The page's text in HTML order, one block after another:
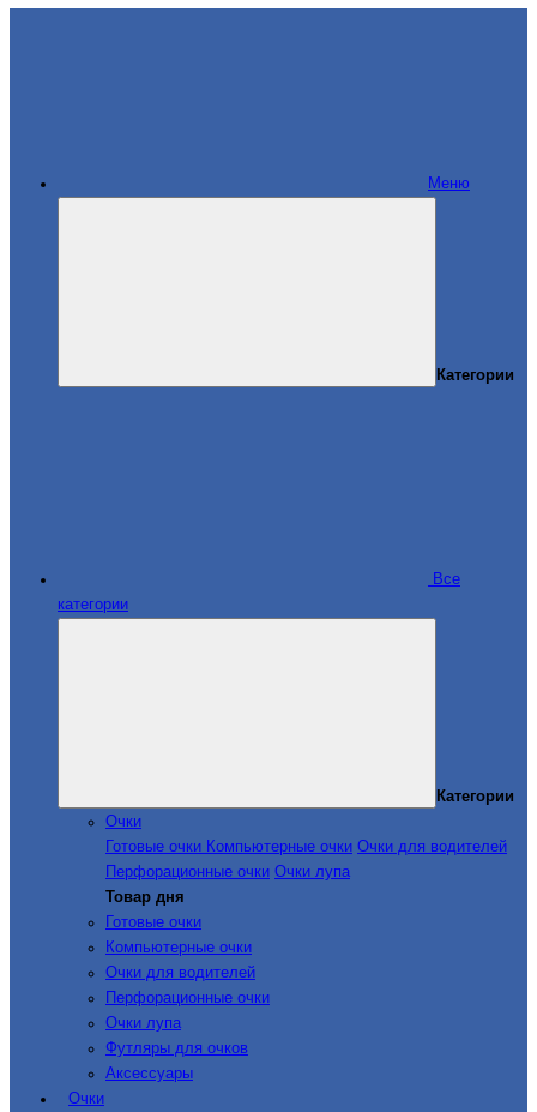
Меню
Категории
Все
категории
Категории
Очки
Готовые очки Компьютерные очки Очки для водителей
Перфорационные очки Очки лупа
Товар дня
Готовые очки
Компьютерные очки
Очки для водителей
Перфорационные очки
Очки лупа
Футляры для очков
Аксессуары
Очки